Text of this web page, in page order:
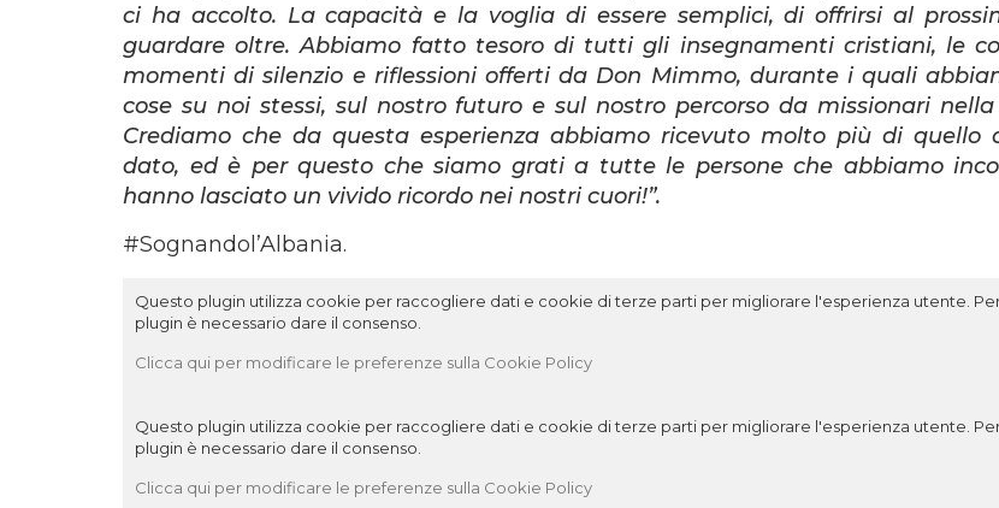
ci ha accolto. La capacità e la voglia di essere semplici, di offrirsi al
guardare oltre. Abbiamo fatto tesoro di tutti gli insegnamenti cristiani, le
momenti di silenzio e riflessioni offerti da Don Mimmo, durante i quali
cose su noi stessi, sul nostro futuro e sul nostro percorso da missionari
Crediamo che da questa esperienza abbiamo ricevuto molto più di quello
dato, ed è per questo che siamo grati a tutte le persone che abbiamo
hanno lasciato un vivido ricordo nei nostri cuori!”.
#Sognandol’Albania.
Questo plugin utilizza cookie per raccogliere dati e cookie di terze parti per migliorare l'esperienza utente. Per
plugin è necessario dare il consenso.
Clicca qui per modificare le preferenze sulla Cookie Policy
Questo plugin utilizza cookie per raccogliere dati e cookie di terze parti per migliorare l'esperienza utente. Per
plugin è necessario dare il consenso.
Clicca qui per modificare le preferenze sulla Cookie Policy